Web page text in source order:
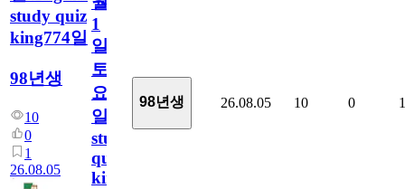
study quiz
king774일
98년생
10
0
1
26.08.05
1
일
토
요
일/English
study
quiz
king774
98년생 26.08.05 10 0 1